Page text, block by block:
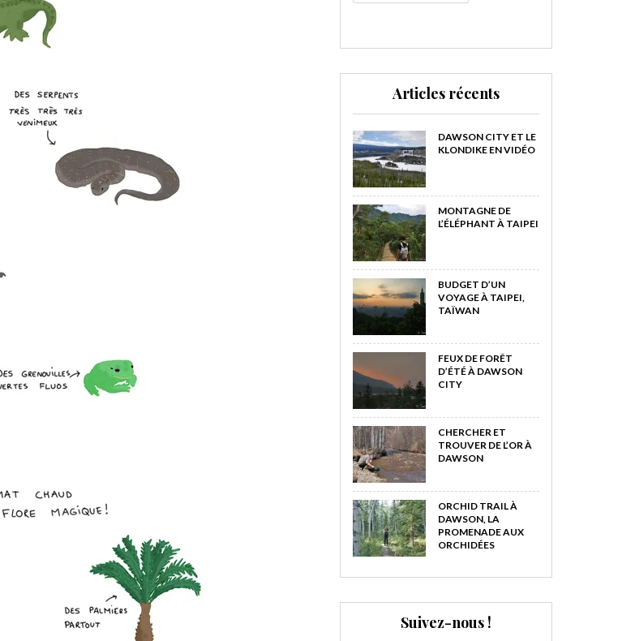
Articles récents
DAWSON CITY ET LE
KLONDIKE EN VIDÉO
MONTAGNE DE
L’ÉLÉPHANT À TAIPEI
BUDGET D’UN
VOYAGE À TAIPEI,
TAÏWAN
FEUX DE FORÊT
D’ÉTÉ À DAWSON
CITY
CHERCHER ET
TROUVER DE L’OR À
DAWSON
ORCHID TRAIL À
DAWSON, LA
PROMENADE AUX
ORCHIDÉES
Suivez-nous !